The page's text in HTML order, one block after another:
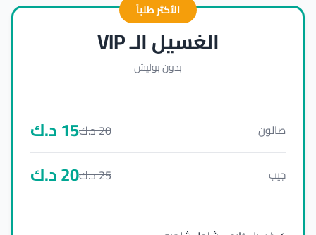
الأكثر طلباً
الغسيل الـ VIP
بدون بوليش
صالون 20د.ك15د.ك
جيب 25د.ك20د.ك